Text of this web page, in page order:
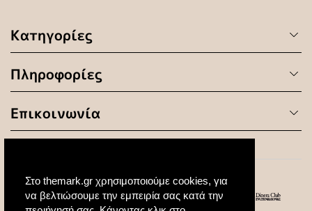
Στο themark.gr χρησιμοποιούμε cookies, για
να βελτιώσουμε την εμπειρία σας κατά την
Κατηγορίες
Πληροφορίες
Επικοινωνία